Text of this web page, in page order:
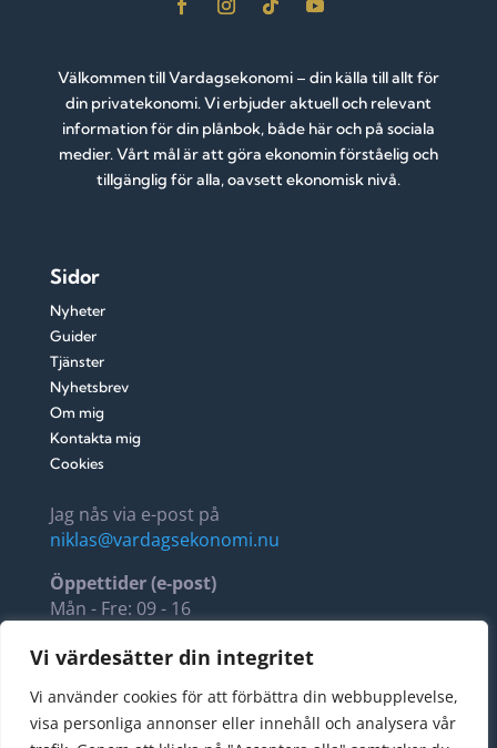
Vi värdesätter din integritet
Vi använder cookies för att förbättra din webbupplevelse,
visa personliga annonser eller innehåll och analysera vår
Välkommen till Vardagsekonomi – din källa till allt för
din privatekonomi. Vi erbjuder aktuell och relevant
information för din plånbok, både här och på sociala
medier. Vårt mål är att göra ekonomin förståelig och
tillgänglig för alla, oavsett ekonomisk nivå.
Sidor
Nyheter
Guider
Tjänster
Nyhetsbrev
Om mig
Kontakta mig
Cookies
Jag nås via e-post på
niklas@vardagsekonomi.nu
Öppettider (e-post)
Mån - Fre: 09 - 16
Fellus AB, 5594288564
Stora Torggatan 22